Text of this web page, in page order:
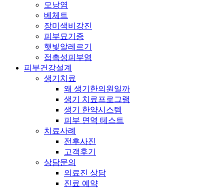
모낭염
베체트
장미색비강진
피부묘기증
햇빛알레르기
접촉성피부염
피부건강설계
생기치료
왜 생기한의원일까
생기 치료프로그램
생기 한약시스템
피부 면역 테스트
치료사례
전후사진
고객후기
상담문의
의료진 상담
진료 예약